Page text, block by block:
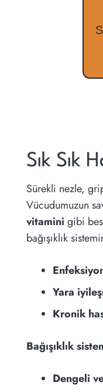
Sık Sık
Sürekli nezle,
Vücudumuzun
vitamini gibi
bağışıklık
Yara
Kronik
Bağışıklık
Dengeli